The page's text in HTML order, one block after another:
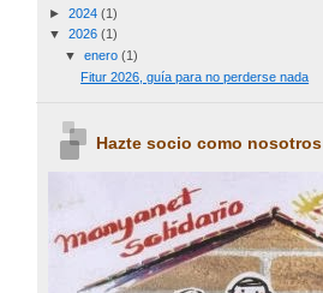
► 2024 (1)
▼ 2026 (1)
▼ enero (1)
Fitur 2026, guía para no perderse nada
Hazte socio como nosotros